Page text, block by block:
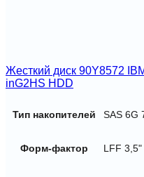
Жесткий диск 90Y8572
inG2HS HDD
Тип накопителей SAS 6G
Форм-фактор LFF 3,5"